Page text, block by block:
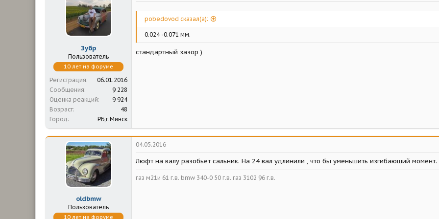
а
л
а
Зубр
Пользователь
10 лет на форуме
Регистрация
06.01.2016
Сообщения
9 228
Оценка реакций
9 924
Возраст
48
Город
РБ,г.Минск
pobedovod сказал(а):
0.024 -0.071 мм.
стандартный зазор )
oldbmw
Пользователь
10 лет на форуме
04.05.2016
Люфт на валу разобьет сальник. На 24 вал удлинили , что бы уменьшить изгибающий момент.
газ м21и 61 г.в. bmw 340-0 50 г.в. газ 3102 96 г.в.